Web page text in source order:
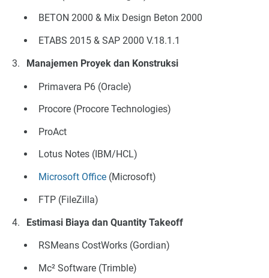
BETON 2000 & Mix Design Beton 2000
ETABS 2015 & SAP 2000 V.18.1.1
Manajemen Proyek dan Konstruksi
Primavera P6 (Oracle)
Procore (Procore Technologies)
ProAct
Lotus Notes (IBM/HCL)
Microsoft Office(Microsoft)
FTP (FileZilla)
Estimasi Biaya dan Quantity Takeoff
RSMeans CostWorks (Gordian)
Mc² Software (Trimble)